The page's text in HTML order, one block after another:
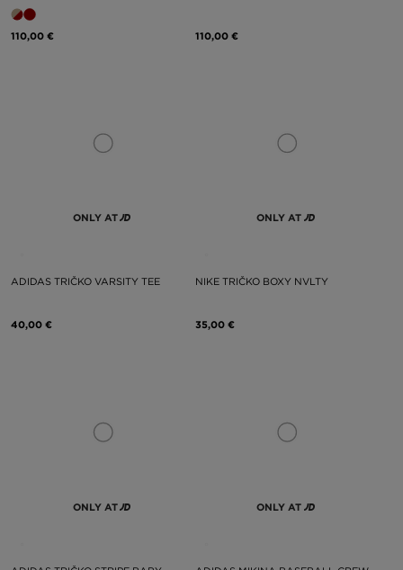
110,00 € 110,00 €
ONLY AT
ADIDAS TRIČKO VARSITY TEE
40,00 €
ONLY AT
NIKE TRIČKO BOXY NVLTY
35,00 €
ONLY AT ONLY AT